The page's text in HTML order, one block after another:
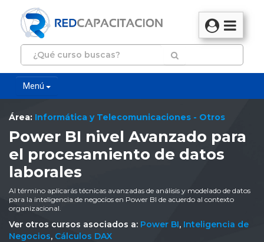
Menú
Área: Informática y Telecomunicaciones - Otros
Power BI nivel Avanzado para
el procesamiento de datos
laborales
Al término aplicarás técnicas avanzadas de análisis y modelado de datos
para la inteligencia de negocios en Power BI de acuerdo al contexto
organizacional.
Ver otros cursos asociados a: Power BI, Inteligencia de
Negocios, Cálculos DAX